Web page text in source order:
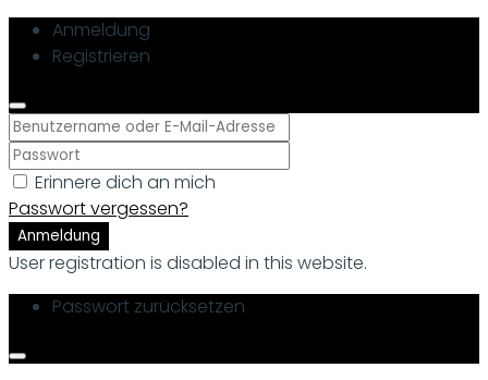
Anmeldung
Registrieren
Erinnere dich an mich
Passwort vergessen?
Anmeldung
User registration is disabled in this website.
Passwort zurücksetzen